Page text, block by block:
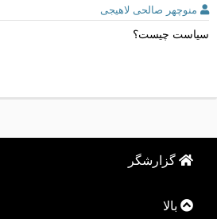
منوچهر صالحی لاهیجی
سیاست چیست؟
گزارشگر
بالا